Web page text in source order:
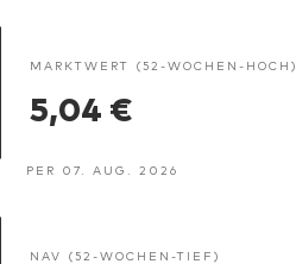
MARKTWERT (52-WOCHEN-HOCH)
5,04 €
PER 07. AUG. 2026
NAV (52-WOCHEN-TIEF)